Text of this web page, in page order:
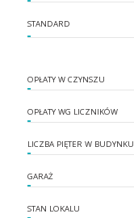
STANDARD
OPŁATY W CZYNSZU
OPŁATY WG LICZNIKÓW
LICZBA PIĘTER W BUDYNKU
GARAŻ
STAN LOKALU